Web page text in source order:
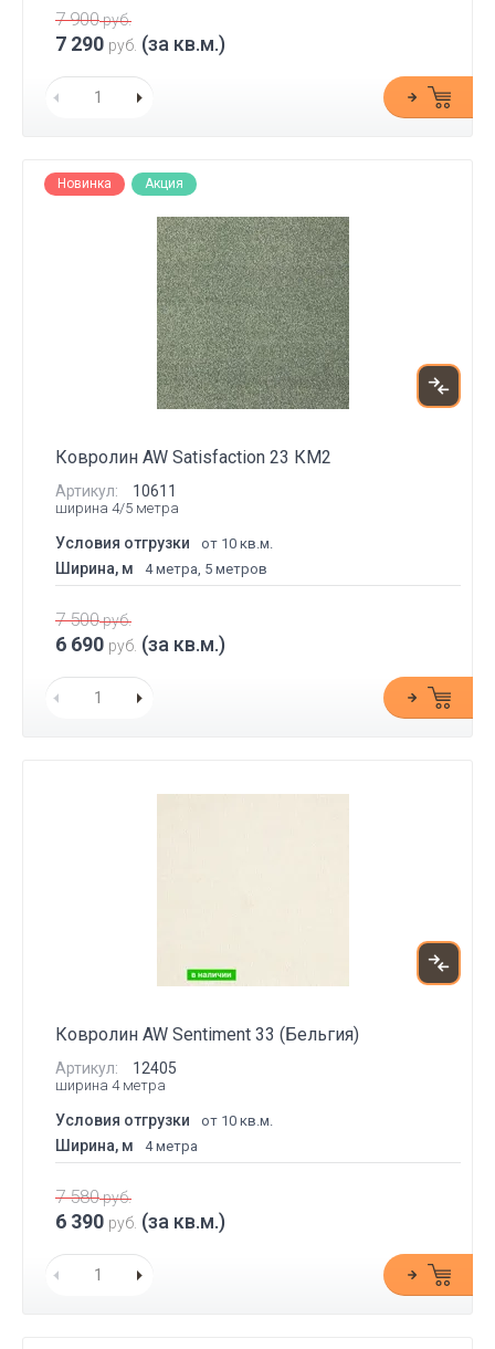
7 900руб.
7 290 руб. (за кв.м.)
Новинка Акция
Ковролин AW Satisfaction 23 КМ2
Артикул: 10611
ширина 4/5 метра
Условия отгрузки от 10 кв.м.
Ширина, м 4 метра, 5 метров
7 500руб.
6 690 руб. (за кв.м.)
Ковролин AW Sentiment 33 (Бельгия)
Артикул: 12405
ширина 4 метра
Условия отгрузки от 10 кв.м.
Ширина, м 4 метра
7 580руб.
6 390 руб. (за кв.м.)